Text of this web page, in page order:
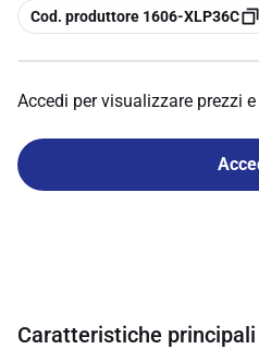
copia
Cod. produttore 1606-XLP36C
Accedi per visualizzare prezzi
Caratteristiche principali